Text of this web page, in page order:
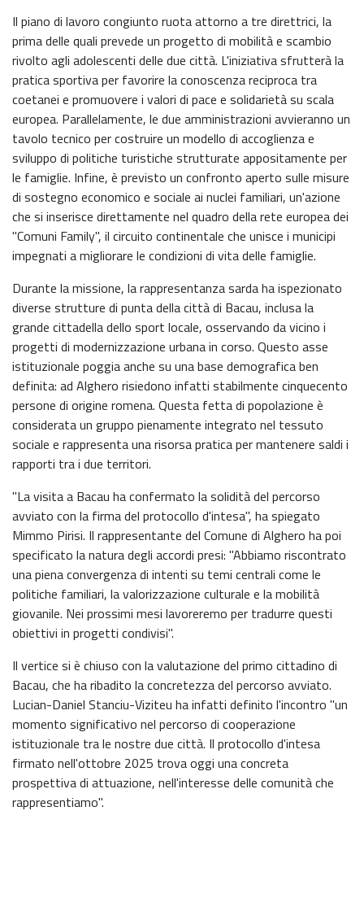
Il piano di lavoro congiunto ruota attorno a tre direttrici, la
prima delle quali prevede un progetto di mobilità e scambio
rivolto agli adolescenti delle due città. L'iniziativa sfrutterà la
pratica sportiva per favorire la conoscenza reciproca tra
coetanei e promuovere i valori di pace e solidarietà su scala
europea. Parallelamente, le due amministrazioni avvieranno un
tavolo tecnico per costruire un modello di accoglienza e
sviluppo di politiche turistiche strutturate appositamente per
le famiglie. Infine, è previsto un confronto aperto sulle misure
di sostegno economico e sociale ai nuclei familiari, un'azione
che si inserisce direttamente nel quadro della rete europea dei
"Comuni Family", il circuito continentale che unisce i municipi
impegnati a migliorare le condizioni di vita delle famiglie.
Durante la missione, la rappresentanza sarda ha ispezionato
diverse strutture di punta della città di Bacau, inclusa la
grande cittadella dello sport locale, osservando da vicino i
progetti di modernizzazione urbana in corso. Questo asse
istituzionale poggia anche su una base demografica ben
definita: ad Alghero risiedono infatti stabilmente cinquecento
persone di origine romena. Questa fetta di popolazione è
considerata un gruppo pienamente integrato nel tessuto
sociale e rappresenta una risorsa pratica per mantenere saldi i
rapporti tra i due territori.
"La visita a Bacau ha confermato la solidità del percorso
avviato con la firma del protocollo d'intesa", ha spiegato
Mimmo Pirisi. Il rappresentante del Comune di Alghero ha poi
specificato la natura degli accordi presi: "Abbiamo riscontrato
una piena convergenza di intenti su temi centrali come le
politiche familiari, la valorizzazione culturale e la mobilità
giovanile. Nei prossimi mesi lavoreremo per tradurre questi
obiettivi in progetti condivisi".
Il vertice si è chiuso con la valutazione del primo cittadino di
Bacau, che ha ribadito la concretezza del percorso avviato.
Lucian-Daniel Stanciu-Viziteu ha infatti definito l'incontro "un
momento significativo nel percorso di cooperazione
istituzionale tra le nostre due città. Il protocollo d'intesa
firmato nell'ottobre 2025 trova oggi una concreta
prospettiva di attuazione, nell'interesse delle comunità che
rappresentiamo".